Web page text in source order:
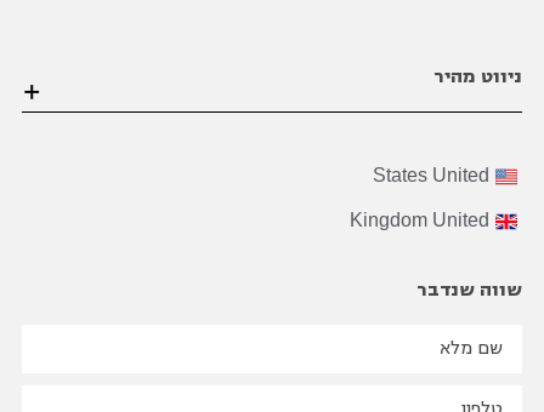
03-6206021
office@bviral.co.il
ניווט מהיר
הצוות שלנו
בואו נדבר מספרים
הבלוג שלנו
United
States
United
Kingdom
שווה שנדבר